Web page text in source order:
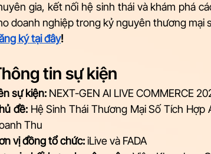
gia, kết nối hệ sinh thái và khám phá
doanh nghiệp trong kỷ nguyên thương mại
ký tại đây!
tin sự kiện
sự kiện: NEXT-GEN AI LIVE COMMERCE
đề: Hệ Sinh Thái Thương Mại Số Tích Hợp
Thu
vị đồng tổ chức: iLive và FADA